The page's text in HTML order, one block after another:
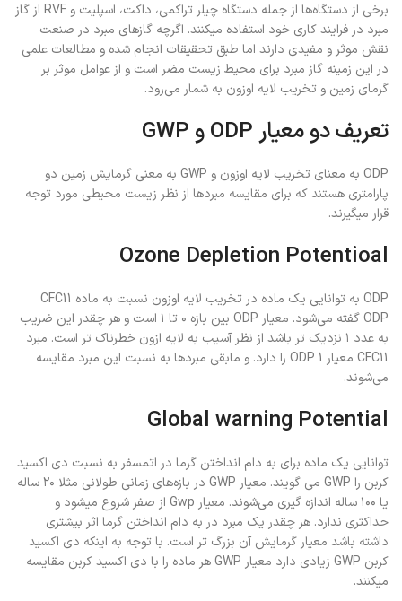
برخی از دستگاه‌ها از جمله دستگاه چیلر تراکمی، داکت، اسپلیت و RVF از گاز
مبرد در فرایند کاری خود استفاده میکنند. اگرچه گازهای مبرد در صنعت
نقش موثر و مفیدی دارند اما طبق تحقیقات انجام شده و مطالعات علمی
در این زمینه گاز مبرد برای محیط زیست مضر است و از عوامل موثر بر
گرمای زمین و تخریب لایه اوزون به شمار می‌رود.
تعریف دو معیار ODP و GWP
ODP به معنای تخریب لایه اوزون و GWP به معنی گرمایش زمین دو
پارامتری هستند که برای مقایسه مبردها از نظر زیست محیطی مورد توجه
قرار میگیرند.
Ozone Depletion Potentioal
ODP به توانایی یک ماده در تخریب لایه اوزون نسبت به ماده CFC11
ODP گفته می‌شود. معیار ODP بین بازه ۰ تا ۱ است و هر چقدر این ضریب
به عدد ۱ نزدیک تر باشد از نظر آسیب به لایه ازون خطرناک تر است. مبرد
CFC11 معیار 1 ODP را دارد. و مابقی مبردها به نسبت این مبرد مقایسه
می‌شوند.
Global warning Potential
توانایی یک ماده برای به دام انداختن گرما در اتمسفر به نسبت دی اکسید
کربن را GWP می گویند. معیار GWP در بازه‌های زمانی طولانی مثلا ۲۰ ساله
یا ۱۰۰ ساله اندازه گیری می‌شوند. معیار Gwp از صفر شروع میشود و
حداکثری ندارد. هر چقدر یک مبرد در به دام انداختن گرما اثر بیشتری
داشته باشد معیار گرمایش آن بزرگ تر است. با توجه به اینکه دی اکسید
کربن GWP زیادی دارد معیار GWP هر ماده را با دی اکسید کربن مقایسه
میکنند.